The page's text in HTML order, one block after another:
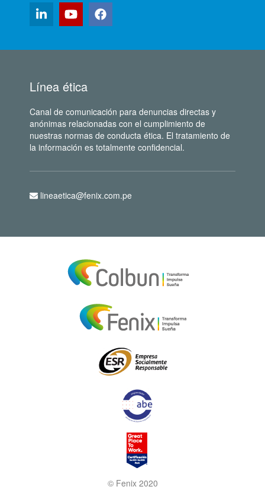
Línea ética
Canal de comunicación para denuncias directas y
anónimas relacionadas con el cumplimiento de
nuestras normas de conducta ética. El tratamiento de
la información es totalmente confidencial.
lineaetica@fenix.com.pe
© Fenix 2020